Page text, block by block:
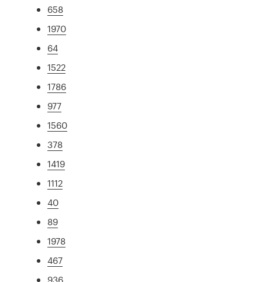
658
1970
64
1522
1786
977
1560
378
1419
1112
40
89
1978
467
936